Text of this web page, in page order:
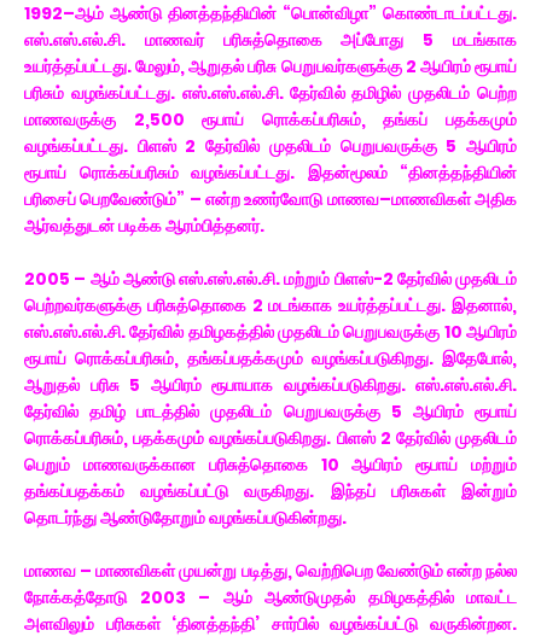
1992–ஆம் ஆண்டு தினத்தந்தியின் “பொன்விழா” கொண்டாடப்பட்டது.
எஸ்.எஸ்.எல்.சி. மாணவர் பரிசுத்தொகை அப்போது 5 மடங்காக
உயர்த்தப்பட்டது. மேலும், ஆறுதல் பரிசு பெறுபவர்களுக்கு 2 ஆயிரம் ரூபாய்
பரிசும் வழங்கப்பட்டது. எஸ்.எஸ்.எல்.சி. தேர்வில் தமிழில் முதலிடம் பெற்ற
மாணவருக்கு 2,500 ரூபாய் ரொக்கப்பரிசும், தங்கப் பதக்கமும்
வழங்கப்பட்டது. பிளஸ் 2 தேர்வில் முதலிடம் பெறுபவருக்கு 5 ஆயிரம்
ரூபாய் ரொக்கப்பரிசும் வழங்கப்பட்டது. இதன்மூலம் “தினத்தந்தியின்
பரிசைப் பெறவேண்டும்” – என்ற உணர்வோடு மாணவ–மாணவிகள் அதிக
ஆர்வத்துடன் படிக்க ஆரம்பித்தனர்.
2005 – ஆம் ஆண்டு எஸ்.எஸ்.எல்.சி. மற்றும் பிளஸ்-2 தேர்வில் முதலிடம்
பெற்றவர்களுக்கு பரிசுத்தொகை 2 மடங்காக உயர்த்தப்பட்டது. இதனால்,
எஸ்.எஸ்.எல்.சி. தேர்வில் தமிழகத்தில் முதலிடம் பெறுபவருக்கு 10 ஆயிரம்
ரூபாய் ரொக்கப்பரிசும், தங்கப்பதக்கமும் வழங்கப்படுகிறது. இதேபோல்,
ஆறுதல் பரிசு 5 ஆயிரம் ரூபாயாக வழங்கப்படுகிறது. எஸ்.எஸ்.எல்.சி.
தேர்வில் தமிழ் பாடத்தில் முதலிடம் பெறுபவருக்கு 5 ஆயிரம் ரூபாய்
ரொக்கப்பரிசும், பதக்கமும் வழங்கப்படுகிறது. பிளஸ் 2 தேர்வில் முதலிடம்
பெறும் மாணவருக்கான பரிசுத்தொகை 10 ஆயிரம் ரூபாய் மற்றும்
தங்கப்பதக்கம் வழங்கப்பட்டு வருகிறது. இந்தப் பரிசுகள் இன்றும்
தொடர்ந்து ஆண்டுதோறும் வழங்கப்படுகின்றது.
மாணவ – மாணவிகள் முயன்று படித்து, வெற்றிபெற வேண்டும் என்ற நல்ல
நோக்கத்தோடு 2003 – ஆம் ஆண்டுமுதல் தமிழகத்தில் மாவட்ட
அளவிலும் பரிசுகள் ‘தினத்தந்தி’ சார்பில் வழங்கப்பட்டு வருகின்றன.